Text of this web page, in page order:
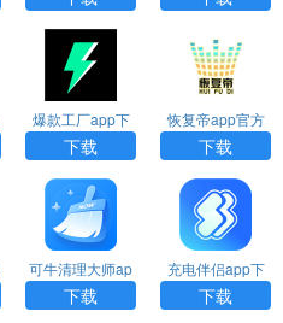
爆款工厂app下
载
下载
恢复帝app官方
下载安装
下载
可牛清理大师ap
p下载
下载
充电伴侣app下
载
下载